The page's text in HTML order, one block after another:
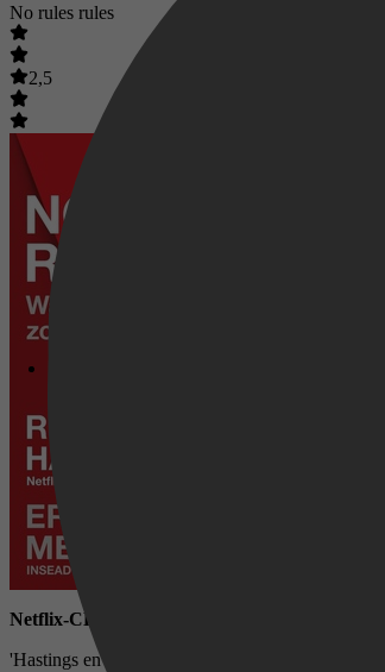
No rules rules
2,5
Netflix-CEO Reed Hastings over de
'Hastings en Meyer loodsen je langs een